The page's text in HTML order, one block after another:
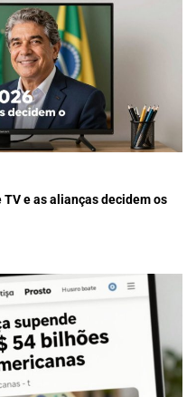
e as alianças decidem os